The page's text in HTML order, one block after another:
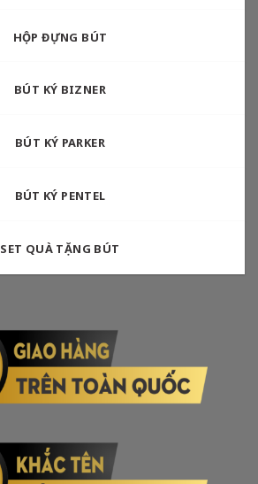
HỘP ĐỰNG BÚT
BÚT KÝ BIZNER
BÚT KÝ PARKER
BÚT KÝ PENTEL
SET QUÀ TẶNG BÚT